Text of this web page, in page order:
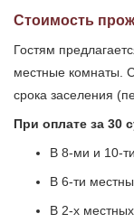
Стоимость
Гостям
местные комнаты.
срока заселения
При оплате за 30
В 8-ми и 10-
В 6-ти
В 2-х